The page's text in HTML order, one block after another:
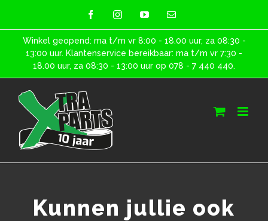
to
content
facebookinstagramyoutubeE-
Winkel geopend: ma t/m vr 8:00 - 18.00 uur, za 08:30 -
13:00 uur. Klantenservice bereikbaar: ma t/m vr 7:30 -
18.00 uur, za 08:30 - 13:00 uur op 078 - 7 440 440.
Kunnen jullie ook